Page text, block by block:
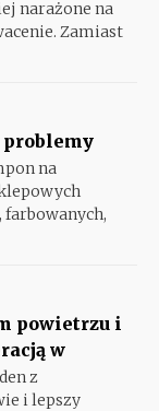
narażone na
Zamiast
problemy
na
farbowanych,
powietrzu i
w
z
i lepszy